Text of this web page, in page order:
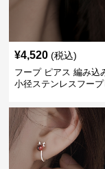
¥4,520 (税込)
フープ ピアス 編み込
小径ステンレスフー